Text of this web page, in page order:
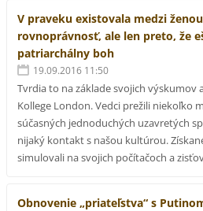
V praveku existovala medzi
rovnoprávnosť, ale len preto, že
patriarchálny boh
19.09.2016 11:50
Tvrdia to na základe svojich
Kollege London. Vedci prežili niekoľko
súčasných jednoduchých uzavretých
nijaký kontakt s našou kultúrou.
simulovali na svojich počítačoch a
Obnovenie „priateľstva“ s